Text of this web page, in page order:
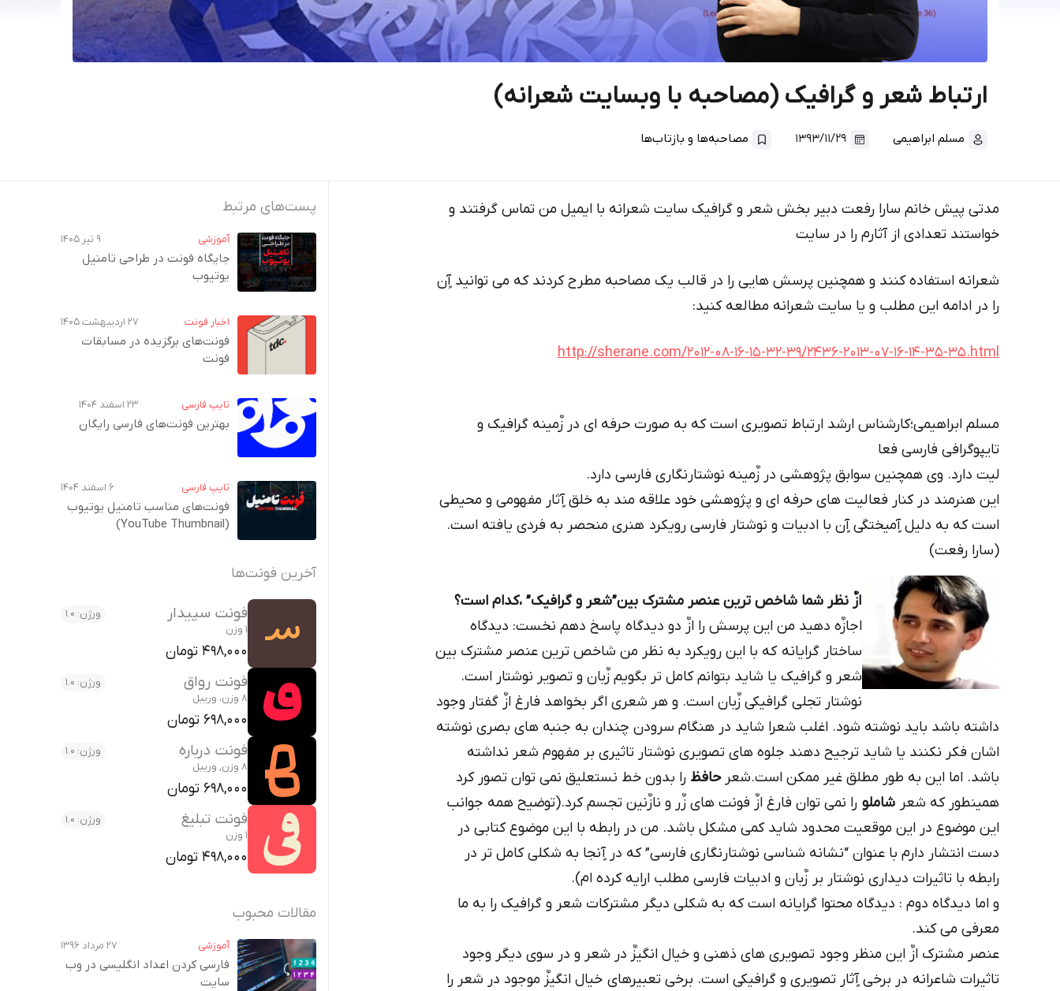
ارتباط شعر و گرافیک (مصاحبه با وبسایت شعرانه)
مسلم ابراهیمی ۱۳۹۳/۱۱/۲۹ مصاحبه‌ها و بازتاب‌ها
مدتی پیش خانم سارا رفعت دبیر بخش شعر و گرافیک سایت شعرانه با ایمیل من تماس گرفتند و
خواستند تعدادی از آثارم را در سایت
شعرانه استفاده کنند و همچنین پرسش هایی را در قالب یک مصاحبه مطرح کردند که می توانید آٍن
را در ادامه این مطلب و یا سایت شعرانه مطالعه کنید:
http://sherane.com/2012-08-16-15-32-39/2436-2013-07-16-14-35-35.html
مسلم ابراهیمی؛کارشناس ارشد ارتباط تصویری است که به صورت حرفه ای در زٌمینه گرافیک و
تایپوگرافی فارسی فعا
لیت دارد. وی همچنین سوابق پژوهشی در زٌمینه نوشتارنگاری فارسی دارد.
این هنرمند در کنار فعالیت های حرفه ای و پژوهشی خود علاقه مند به خلق آٍثار مفهومی و محیطی
است که به دلیل آٍمیختگی آٍن با ادبیات و نوشتار فارسی رویکرد هنری منحصر به فردی یافته است.
(سارا رفعت)
ازٌ نظر شما شاخص ترین عنصر مشترک بین”شعر و گرافیک” ،کدام است؟
اجازٌه دهید من این پرسش را ازٌ دو دیدگاه پاسخ دهم نخست: دیدگاه
ساختار گرایانه که با این رویکرد به نظر من شاخص ترین عنصر مشترک بین
شعر و گرافیک یا شاید بتوانم کامل تر بگویم زٌبان و تصویر نوشتار است.
نوشتار تجلی گرافیکی زٌبان است. و هر شعری اگر بخواهد فارغ ازٌ گفتار وجود
داشته باشد باید نوشته شود. اغلب شعرا شاید در هنگام سرودن چندان به جنبه های بصری نوشته
اشان فکر نکنند یا شاید ترجیح دهند جلوه های تصویری نوشتار تاثیری بر مفهوم شعر نداشته
باشد. اما این به طور مطلق غیر ممکن است.شعرحافظ را بدون خط نستعلیق نمی توان تصور کرد
همینطور که شعر شاملو را نمی توان فارغ ازٌ فونت های زٌر و نازٌنین تجسم کرد.(توضیح همه جوانب
این موضوع در این موقعیت محدود شاید کمی مشکل باشد. من در رابطه با این موضوع کتابی در
دست انتشار دارم با عنوان “نشانه شناسی نوشتارنگاری فارسی” که در آٍنجا به شکلی کامل تر در
رابطه با تاثیرات دیداری نوشتار بر زٌبان و ادبیات فارسی مطلب ارایه کرده ام).
و اما دیدگاه دوم : دیدگاه محتوا گرایانه است که به شکلی دیگر مشترکات شعر و گرافیک را به ما
معرفی می کند.
عنصر مشترک ازٌ این منظر وجود تصویری های ذهنی و خیال انگیزٌ در شعر و در سوی دیگر وجود
تاثیرات شاعرانه در برخی آٍثار تصویری و گرافیکی است. برخی تعبیرهای خیال انگیزٌ موجود در شعر را
پست‌های مرتبط
آموزشی ۹ تیر ۱۴۰۵
جایگاه فونت در طراحی تامنیل
یوتیوب
اخبار فونت ۲۷ اردیبهشت ۱۴۰۵
فونت‌های برگزیده در مسابقات
فونت
تایپ فارسی ۲۳ اسفند ۱۴۰۴
بهترین فونت‌های فارسی رایگان
تایپ فارسی ۶ اسفند ۱۴۰۴
فونت‌های مناسب تامنیل یوتیوب
(YouTube Thumbnail)
آخرین فونت‌ها
فونت سپیدار
ورژن: 1.0
1 وزن
498,000 تومان
فونت رواق
ورژن: 1.0
8 وزن، وریبل
698,000 تومان
فونت درباره
ورژن: 1.0
8 وزن, وریبل
698,000 تومان
فونت تبلیغ
ورژن: 1.0
1 وزن
498,000 تومان
مقالات محبوب
آموزشی ۲۷ مرداد ۱۳۹۶
فارسی کردن اعداد انگلیسی در وب‌
سایت